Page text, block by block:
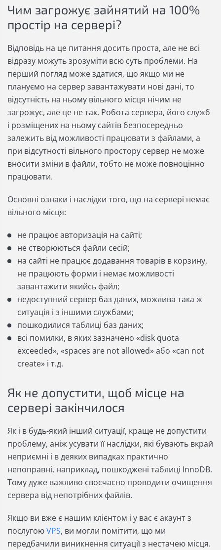
Чим загрожує зайнятий на 100%
простір на сервері?
Відповідь на це питання досить проста, але не всі
відразу можуть зрозуміти всю суть проблеми. На
перший погляд може здатися, що якщо ми не
плануємо на сервер завантажувати нові дані, то
відсутність на ньому вільного місця нічим не
загрожує, але це не так. Робота сервера, його служб
і розміщених на ньому сайтів безпосередньо
залежить від можливості працювати з файлами, а
при відсутності вільного простору сервер не може
вносити зміни в файли, тобто не може повноцінно
працювати.
Основні ознаки і наслідки того, що на сервері немає
вільного місця:
не працює авторизація на сайті;
не створюються файли сесій;
на сайті не працює додавання товарів в корзину,
не працюють форми і немає можливості
завантажити якийсь файл;
недоступний сервер баз даних, можлива така ж
ситуація і з іншими службами;
пошкодилися таблиці баз даних;
всі помилки, в яких зазначено «disk quota
exceeded», «spaces are not allowed» або «can not
create» і т.д.
Як не допустити, щоб місце на
сервері закінчилося
Як і в будь-який інший ситуації, краще не допустити
проблему, аніж усувати її наслідки, які бувають вкрай
неприємні і в деяких випадках практично
непоправні, наприклад, пошкоджені таблиці InnoDB.
Тому дуже важливо своєчасно проводити очищення
сервера від непотрібних файлів.
Якщо ви вже є нашим клієнтом і у вас є акаунт з
послугоюVPS, ви могли помітити, що ми
передбачили виникнення ситуації з нестачею місця.